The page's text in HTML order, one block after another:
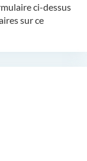
ci-dessus
sur ce